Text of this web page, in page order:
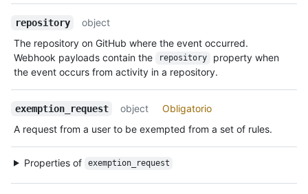
repository
object
The repository on GitHub where the event occurred.
Webhook payloads contain the
repository
property when
the event occurs from activity in a repository.
exemption_request object
Obligatorio
A request from a user to be exempted from a set of rules.
Properties of exemption_request